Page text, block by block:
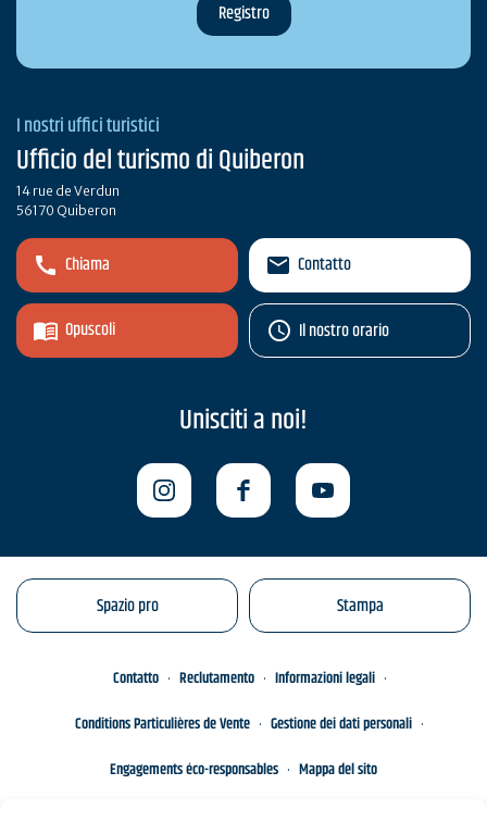
I nostri uffici turistici
Ufficio del turismo di Quiberon
14 rue de Verdun
56170 Quiberon
Chiama
Opuscoli
Contatto
Il nostro orario
Unisciti a noi!
Spazio pro Stampa
Contatto Reclutamento
Informazioni legali
Conditions Particulières de Vente
Gestione dei dati personali
Engagements éco-responsables
Mappa del sito